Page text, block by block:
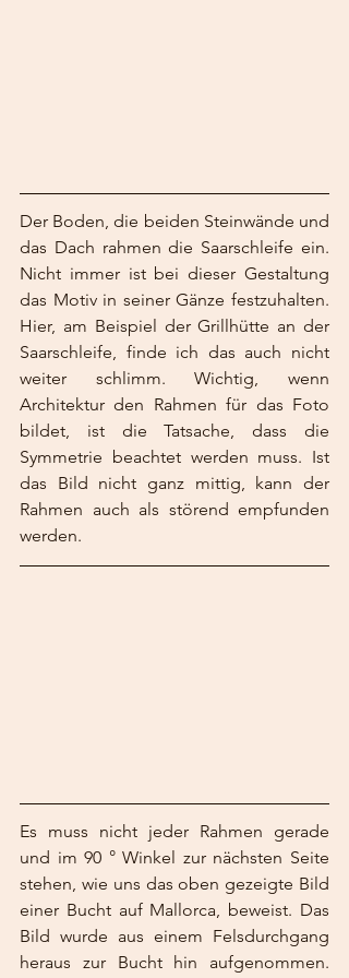
Der Boden, die beiden Steinwände und
das Dach rahmen die Saarschleife ein.
Nicht immer ist bei dieser Gestaltung
das Motiv in seiner Gänze festzuhalten.
Hier, am Beispiel der Grillhütte an der
Saarschleife, finde ich das auch nicht
weiter schlimm. Wichtig, wenn
Architektur den Rahmen für das Foto
bildet, ist die Tatsache, dass die
Symmetrie beachtet werden muss. Ist
das Bild nicht ganz mittig, kann der
Rahmen auch als störend empfunden
werden.
Es muss nicht jeder Rahmen gerade
und im 90 ° Winkel zur nächsten Seite
stehen, wie uns das oben gezeigte Bild
einer Bucht auf Mallorca, beweist. Das
Bild wurde aus einem Felsdurchgang
heraus zur Bucht hin aufgenommen.